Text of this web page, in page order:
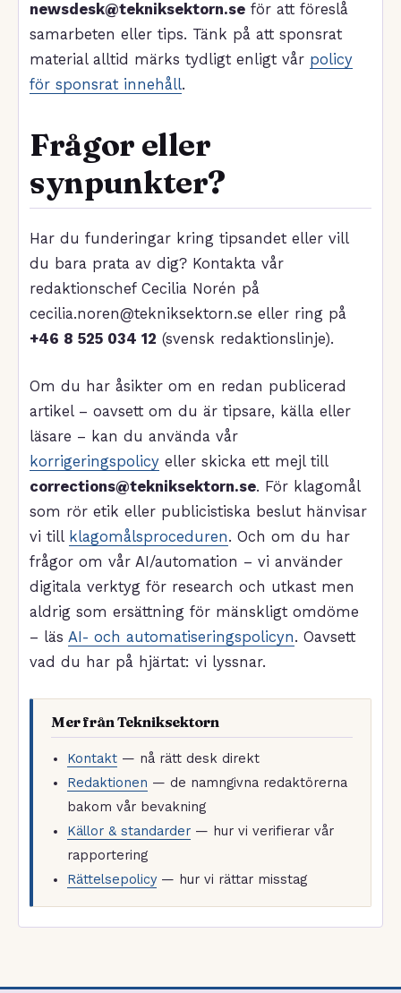
newsdesk@tekniksektorn.se för att föreslå
samarbeten eller tips. Tänk på att sponsrat
material alltid märks tydligt enligt vår policy
för sponsrat innehåll.
Frågor eller
synpunkter?
Har du funderingar kring tipsandet eller vill
du bara prata av dig? Kontakta vår
redaktionschef Cecilia Norén på
cecilia.noren@tekniksektorn.se eller ring på
+46 8 525 034 12 (svensk redaktionslinje).
Om du har åsikter om en redan publicerad
artikel – oavsett om du är tipsare, källa eller
läsare – kan du använda vår
korrigeringspolicy eller skicka ett mejl till
corrections@tekniksektorn.se. För klagomål
som rör etik eller publicistiska beslut hänvisar
vi till klagomålsproceduren. Och om du har
frågor om vår AI/automation – vi använder
digitala verktyg för research och utkast men
aldrig som ersättning för mänskligt omdöme
– läs AI- och automatiseringspolicyn. Oavsett
vad du har på hjärtat: vi lyssnar.
Mer från Tekniksektorn
Kontakt — nå rätt desk direkt
Redaktionen — de namngivna redaktörerna
bakom vår bevakning
Källor & standarder — hur vi verifierar vår
rapportering
Rättelsepolicy— hur vi rättar misstag